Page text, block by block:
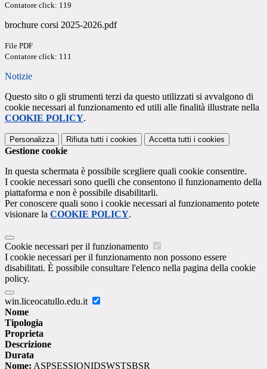
Contatore click: 119
brochure corsi 2025-2026.pdf
File PDF
Contatore click: 111
Notizie
Questo sito o gli strumenti terzi da questo utilizzati si avvalgono di
cookie necessari al funzionamento ed utili alle finalità illustrate nella
COOKIE POLICY.
Personalizza Rifiuta tutti i cookies Accetta tutti i cookies
Gestione cookie
In questa schermata è possibile scegliere quali cookie consentire.
I cookie necessari sono quelli che consentono il funzionamento della
piattaforma e non è possibile disabilitarli.
Per conoscere quali sono i cookie necessari al funzionamento potete
visionare la COOKIE POLICY.
Cookie necessari per il funzionamento
I cookie necessari per il funzionamento non possono essere
disabilitati. È possibile consultare l'elenco nella pagina della cookie
policy.
win.liceocatullo.edu.it
Nome
Tipologia
Proprieta
Descrizione
Durata
Nome: ASPSESSIONIDSWSTSBSR